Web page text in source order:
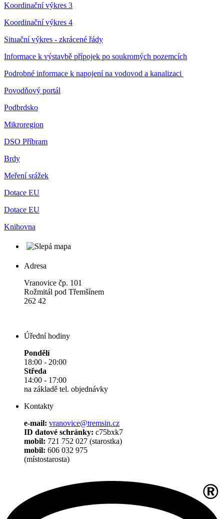
Koordinační výkres 3
Koordinační výkres 4
Situační výkres - zkrácené řády
Informace k výstavbě přípojek po soukromých pozemcích
Podrobné informace k napojení na vodovod a kanalizaci
Povodňový portál
Podbrdsko
Mikroregion
DSO Příbram
Brdy
Meření srážek
Dotace EU
Dotace EU
Knihovna
Adresa
Vranovice čp. 101
Rožmitál pod Třemšínem
262 42
Úřední hodiny
Pondělí
18:00 - 20:00
Středa
14:00 - 17:00
na základě tel. objednávky
Kontakty
e-mail: vranovice@tremsin.cz
ID datové schránky: c75bxk7
mobil: 721 752 027 (starostka)
mobil: 606 032 975
(místostarosta)